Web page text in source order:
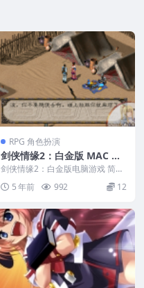
RPG 角色扮演
剑侠情缘2：白金版 MAC 苹
果电脑游戏 简体中文版 支援
win10 win7
剑侠情缘2：白金版电脑游戏 简体
中文版 支援 win10 win7 游戏编
号：0...
5 年前 992 12